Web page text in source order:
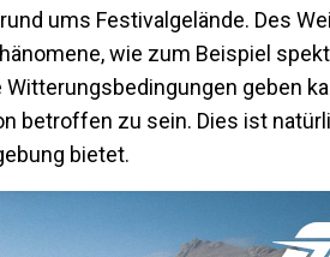
ums Festivalgelände. Des
wie zum Beispiel
geben
betroffen zu sein. Dies ist
bietet.